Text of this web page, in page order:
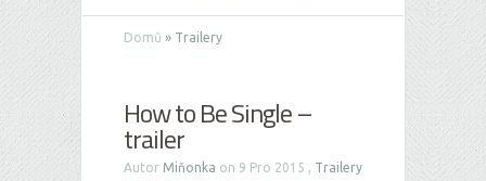
Domů » Trailery
How to Be Single –
trailer
Autor Miňonka on 9 Pro 2015 , Trailery